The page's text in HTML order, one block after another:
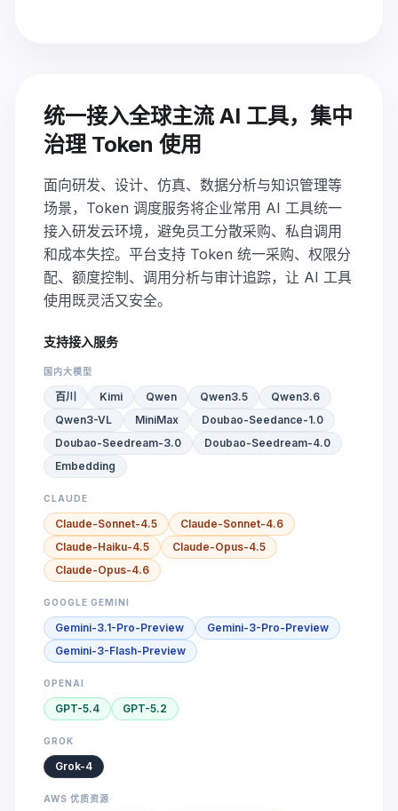
统一接入全球主流 AI 工具，集中
治理 Token 使用
面向研发、设计、仿真、数据分析与知识管理等
场景，Token 调度服务将企业常用 AI 工具统一
接入研发云环境，避免员工分散采购、私自调用
和成本失控。平台支持 Token 统一采购、权限分
配、额度控制、调用分析与审计追踪，让 AI 工具
使用既灵活又安全。
支持接入服务
国内大模型
百川 Kimi Qwen Qwen3.5
Qwen3.6
Qwen3-VL
MiniMax
Doubao-Seedance-1.0
Doubao-Seedream-3.0
Doubao-Seedream-4.0
Embedding
CLAUDE
Claude-Sonnet-4.5
Claude-Sonnet-4.6
Claude-Haiku-4.5
Claude-Opus-4.5
Claude-Opus-4.6
GOOGLE GEMINI
Gemini-3.1-Pro-Preview
Gemini-3-Pro-Preview
Gemini-3-Flash-Preview
OPENAI
GPT-5.4 GPT-5.2
GROK
Grok-4
AWS 优质资源